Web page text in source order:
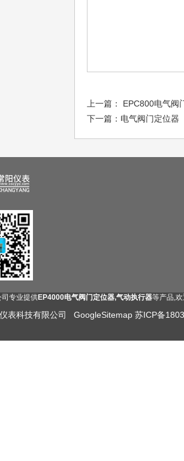
上一篇： EPC800电气阀
下一篇： 电气阀门定位器
专业提供EP4000电气阀门定位器,气动执行器等产品,
表科技有限公司 GoogleSitemap 苏ICP备